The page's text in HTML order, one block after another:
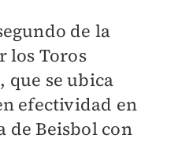
de la
los Toros
que se ubica
efectividad en
de Beisbol con